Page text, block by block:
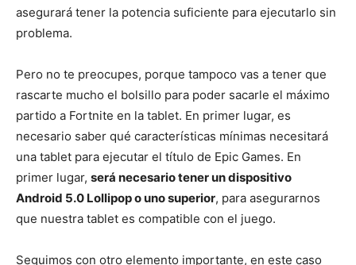
asegurará tener la potencia suficiente para ejecutarlo sin
problema.
Pero no te preocupes, porque tampoco vas a tener que
rascarte mucho el bolsillo para poder sacarle el máximo
partido a Fortnite en la tablet. En primer lugar, es
necesario saber qué características mínimas necesitará
una tablet para ejecutar el título de Epic Games. En
primer lugar, será necesario tener un dispositivo
Android 5.0 Lollipop o uno superior, para asegurarnos
que nuestra tablet es compatible con el juego.
Seguimos con otro elemento importante, en este caso